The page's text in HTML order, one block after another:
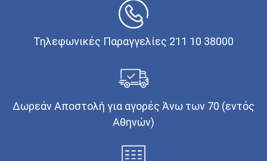
Τηλεφωνικές Παραγγελίες 211 10 38000
Δωρεάν Αποστολή για αγορές Άνω των 70 (εντός
Αθηνών)